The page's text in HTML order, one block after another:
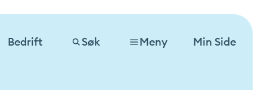
Bedrift Søk Meny Min Side